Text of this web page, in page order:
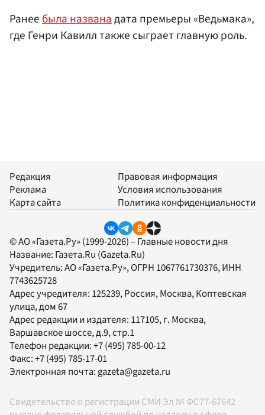
Ранеебыла названадата премьеры «Ведьмака»,
где Генри Кавилл также сыграет главную роль.
Редакция
Реклама
Карта сайта
Правовая информация
Условия использования
Политика конфиденциальности
© АО «Газета.Ру» (1999-2026) – Главные новости дня
Название: Газета.Ru (Gazeta.Ru)
Учредитель:АО «Газета.Ру», ОГРН 1067761730376, ИНН
7743625728
Адрес учредителя: 125239, Россия, Москва, Коптевская
улица, дом 67
Адрес редакции и издателя: 117105, г. Москва,
Варшавское шоссе, д.9, стр.1
Телефон редакции:+7 (495) 785-00-12
Факс:+7 (495) 785-17-01
Электронная почта:gazeta@gazeta.ru
Свидетельство о регистрации СМИ Эл № ФС77-67642